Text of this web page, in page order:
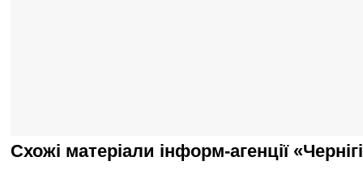
Схожі матеріали інформ-агенції